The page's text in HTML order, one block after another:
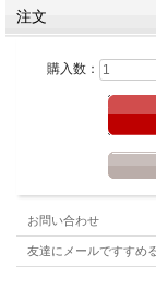
注文
購入数：
お問い合わせ
友達にメールですすめ